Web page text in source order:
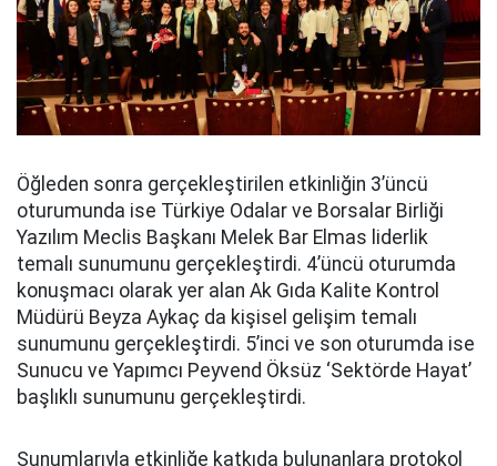
Öğleden sonra gerçekleştirilen etkinliğin 3’üncü
oturumunda ise Türkiye Odalar ve Borsalar Birliği
Yazılım Meclis Başkanı Melek Bar Elmas liderlik
temalı sunumunu gerçekleştirdi. 4’üncü oturumda
konuşmacı olarak yer alan Ak Gıda Kalite Kontrol
Müdürü Beyza Aykaç da kişisel gelişim temalı
sunumunu gerçekleştirdi. 5’inci ve son oturumda ise
Sunucu ve Yapımcı Peyvend Öksüz ‘Sektörde Hayat’
başlıklı sunumunu gerçekleştirdi.
Sunumlarıyla etkinliğe katkıda bulunanlara protokol